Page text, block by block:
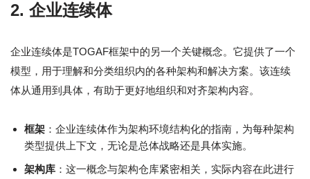
2. 企业连续体
企业连续体是TOGAF框架中的另一个关键概念。它提供了一个
模型，用于理解和分类组织内的各种架构和解决方案。该连续
体从通用到具体，有助于更好地组织和对齐架构内容。
框架 ：企业连续体作为架构环境结构化的指南，为每种架构
类型提供上下文，无论是总体战略还是具体实施。
架构库 ：这一概念与架构仓库紧密相关，实际内容在此进行